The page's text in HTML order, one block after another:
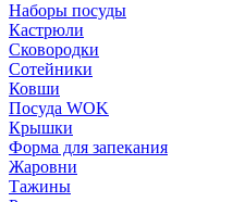
Наборы посуды
Кастрюли
Сковородки
Сотейники
Ковши
Посуда WOK
Крышки
Форма для запекания
Жаровни
Тажины